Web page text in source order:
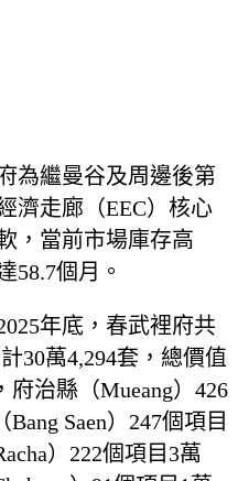
為繼曼谷及周邊後第
濟走廊（EEC）核心
，當前市場庫存高
58.7個月。
年底，春武裡府共
30萬4,294套，總價值
府治縣（Mueang）426
Saen）247個項目
）222個項目3萬